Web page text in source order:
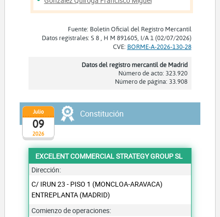
Fuente: Boletín Oficial del Registro Mercantil
Datos registrales: S 8 , H M 891605, I/A 1 (02/07/2026)
CVE: BORME-A-2026-130-28
Datos del registro mercantil de Madrid
Número de acto: 323.920
Número de página: 33.908
2026
Julio
09
Constitución
EXCELENT COMMERCIAL STRATEGY GROUP SL
Dirección:
C/ IRUN 23 - PISO 1 (MONCLOA-ARAVACA)
ENTREPLANTA (MADRID)
Comienzo de operaciones: